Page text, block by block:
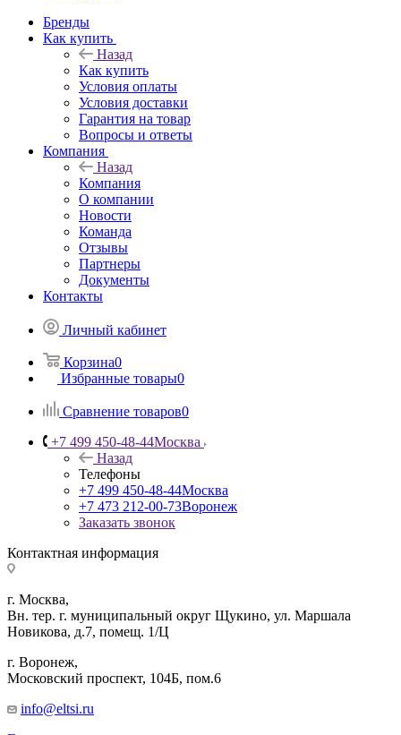
Микросхемы
управления
электропитанием
Контроллеры
функцией
ИЛИ,
Идеальные
диоды
Микросхемы
электропитанием
-
Коррекция
коэффициента
мощности
Микросхемы
- Опорное
управления
-
Преобразователи
"частота-
напряжение"
частота"
управления
-
Преобразователи
RMS в DC
-
-
Специальное
электропитанием
-
управления
Бренды
Как купить
Назад
Как купить
Условия оплаты
Условия доставки
Гарантия на товар
Вопросы и ответы
Компания
Назад
Компания
О компании
Новости
Команда
Отзывы
Партнеры
Документы
Контакты
Личный кабинет
Корзина0
Избранные товары0
Сравнение товаров0
+7 499 450-48-44Москва
Назад
Телефоны
+7 499 450-48-44Москва
+7 473 212-00-73Воронеж
Заказать звонок
Контактная информация
г. Москва,
Вн. тер. г. муниципальный округ Щукино, ул. Маршала
Новикова, д.7, помещ. 1/Ц
г. Воронеж,
​Московский проспект, 104Б, пом.6
info@eltsi.ru